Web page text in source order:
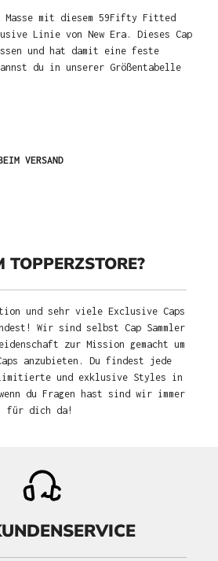
Masse mit diesem 59Fifty Fitted
Linie von New Era. Dieses Cap
und hat damit eine feste
du in unserer Größentabelle
VERSAND
TOPPERZSTORE?
und sehr viele Exclusive Caps
Wir sind selbst Cap Sammler
zur Mission gemacht um
anzubieten. Du findest jede
limitierte und exklusive Styles in
du Fragen hast sind wir immer
für dich da!